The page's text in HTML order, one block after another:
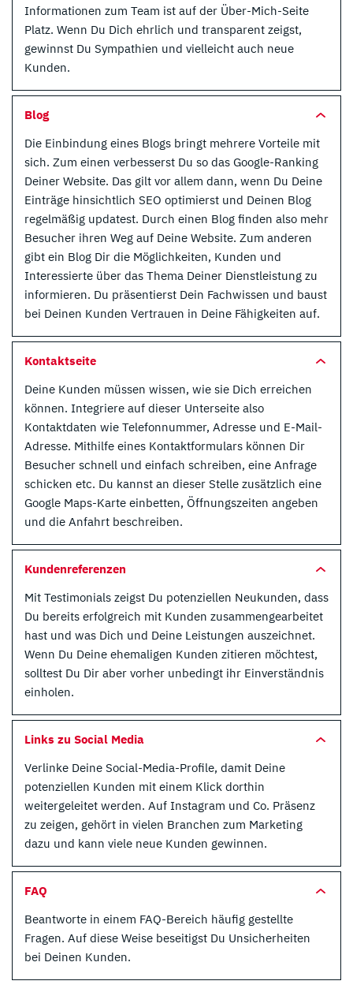
Informationen zum Team ist auf der Über-Mich-Seite
Platz. Wenn Du Dich ehrlich und transparent zeigst,
gewinnst Du Sympathien und vielleicht auch neue
Kunden.
Blog
Die Einbindung eines Blogs bringt mehrere Vorteile mit
sich. Zum einen verbesserst Du so das Google-Ranking
Deiner Website. Das gilt vor allem dann, wenn Du Deine
Einträge hinsichtlich SEO optimierst und Deinen Blog
regelmäßig updatest. Durch einen Blog finden also mehr
Besucher ihren Weg auf Deine Website. Zum anderen
gibt ein Blog Dir die Möglichkeiten, Kunden und
Interessierte über das Thema Deiner Dienstleistung zu
informieren. Du präsentierst Dein Fachwissen und baust
bei Deinen Kunden Vertrauen in Deine Fähigkeiten auf.
Kontaktseite
Deine Kunden müssen wissen, wie sie Dich erreichen
können. Integriere auf dieser Unterseite also
Kontaktdaten wie Telefonnummer, Adresse und E-Mail-
Adresse. Mithilfe eines Kontaktformulars können Dir
Besucher schnell und einfach schreiben, eine Anfrage
schicken etc. Du kannst an dieser Stelle zusätzlich eine
Google Maps-Karte einbetten, Öffnungszeiten angeben
und die Anfahrt beschreiben.
Kundenreferenzen
Mit Testimonials zeigst Du potenziellen Neukunden, dass
Du bereits erfolgreich mit Kunden zusammengearbeitet
hast und was Dich und Deine Leistungen auszeichnet.
Wenn Du Deine ehemaligen Kunden zitieren möchtest,
solltest Du Dir aber vorher unbedingt ihr Einverständnis
einholen.
Links zu Social Media
Verlinke Deine Social-Media-Profile, damit Deine
potenziellen Kunden mit einem Klick dorthin
weitergeleitet werden. Auf Instagram und Co. Präsenz
zu zeigen, gehört in vielen Branchen zum Marketing
dazu und kann viele neue Kunden gewinnen.
FAQ
Beantworte in einem FAQ-Bereich häufig gestellte
Fragen. Auf diese Weise beseitigst Du Unsicherheiten
bei Deinen Kunden.